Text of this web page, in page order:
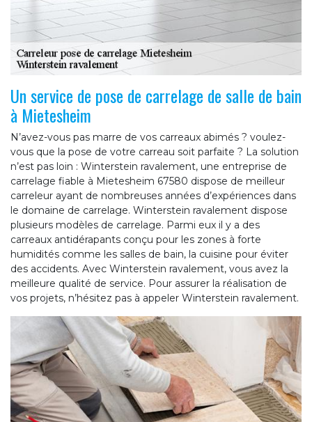
Un service de pose de carrelage de salle de bain
à Mietesheim
N’avez-vous pas marre de vos carreaux abimés ? voulez-
vous que la pose de votre carreau soit parfaite ? La solution
n’est pas loin : Winterstein ravalement, une entreprise de
carrelage fiable à Mietesheim 67580 dispose de meilleur
carreleur ayant de nombreuses années d’expériences dans
le domaine de carrelage. Winterstein ravalement dispose
plusieurs modèles de carrelage. Parmi eux il y a des
carreaux antidérapants conçu pour les zones à forte
humidités comme les salles de bain, la cuisine pour éviter
des accidents. Avec Winterstein ravalement, vous avez la
meilleure qualité de service. Pour assurer la réalisation de
vos projets, n’hésitez pas à appeler Winterstein ravalement.